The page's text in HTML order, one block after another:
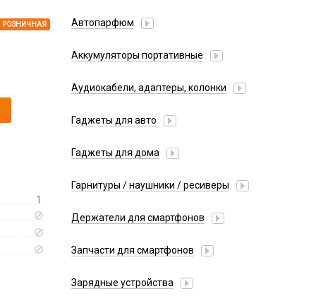
РОЗНИЧНАЯ
1
Автопарфюм
Аккумуляторы портативные
Аудиокабели, адаптеры, колонки
Аудиокабель
Колонки беспроводные
Гаджеты для авто
Парковочные автовизитки
Гаджеты для дома
Разное
Гарнитуры / наушники / ресиверы
Гарнитуры Bluetooth
Проводные USB-C
Держатели для смартфонов
Липперы
Запчасти для смартфонов
Антенны
Зарядные устройства